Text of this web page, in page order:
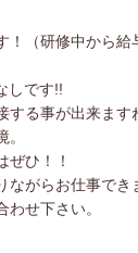
（研修中から給
しです!!
する事が出来ます
ぜひ！！
ながらお仕事でき
せ下さい。